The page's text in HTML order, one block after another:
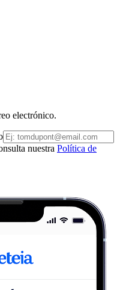
electrónico.
nuestra Política de